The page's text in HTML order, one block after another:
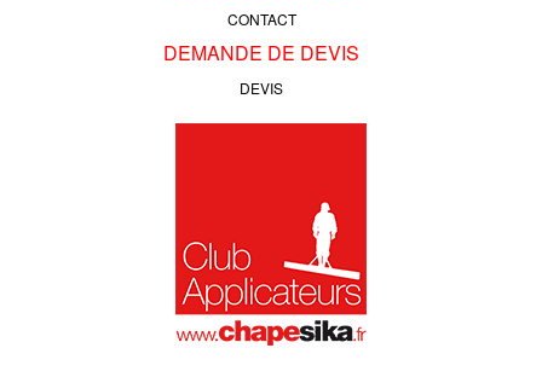
CONTACT
DEMANDE DE DEVIS
DEVIS